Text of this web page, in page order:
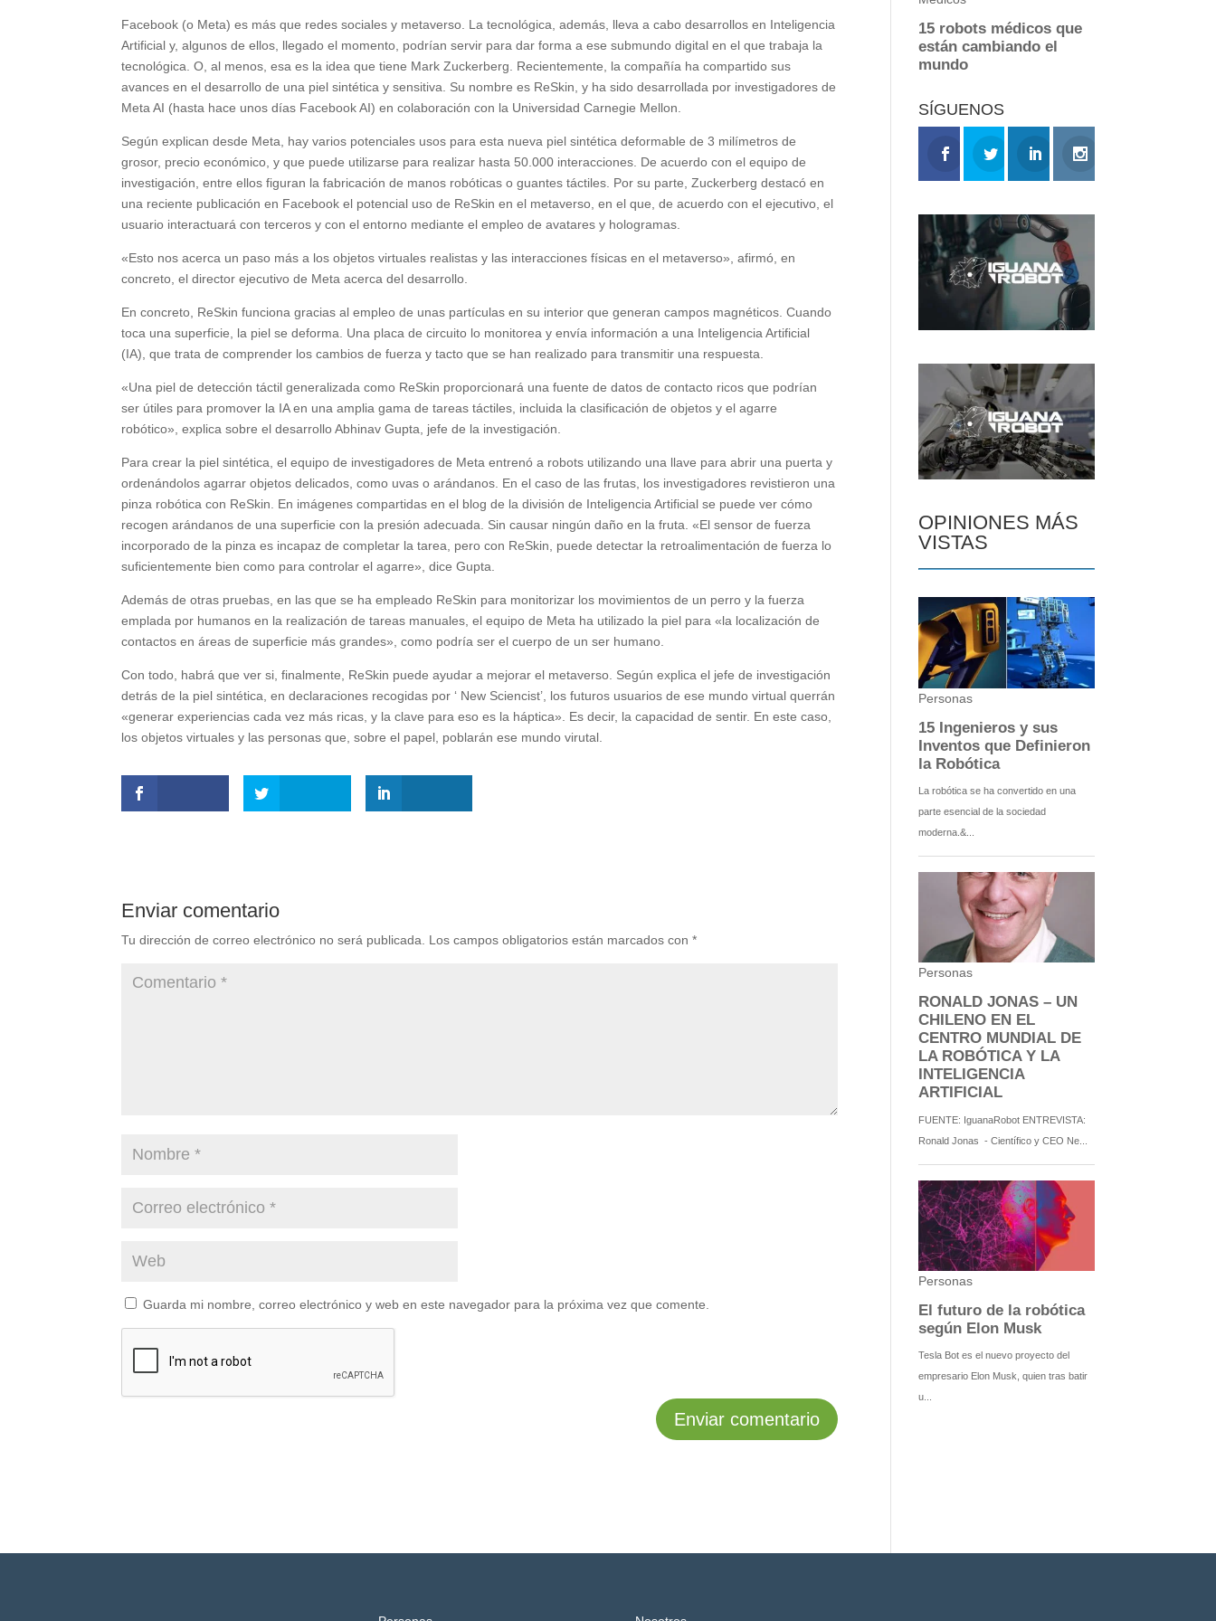
Facebook (o Meta) es más que redes sociales y metaverso. La tecnológica, además, lleva a cabo desarrollos en Inteligencia
Artificial y, algunos de ellos, llegado el momento, podrían servir para dar forma a ese submundo digital en el que trabaja la
tecnológica. O, al menos, esa es la idea que tiene Mark Zuckerberg. Recientemente, la compañía ha compartido sus
avances en el desarrollo de una piel sintética y sensitiva. Su nombre es ReSkin, y ha sido desarrollada por investigadores de
Meta AI (hasta hace unos días Facebook AI) en colaboración con la Universidad Carnegie Mellon.
Según explican desde Meta, hay varios potenciales usos para esta nueva piel sintética deformable de 3 milímetros de
grosor, precio económico, y que puede utilizarse para realizar hasta 50.000 interacciones. De acuerdo con el equipo de
investigación, entre ellos figuran la fabricación de manos robóticas o guantes táctiles. Por su parte, Zuckerberg destacó en
una reciente publicación en Facebook el potencial uso de ReSkin en el metaverso, en el que, de acuerdo con el ejecutivo, el
usuario interactuará con terceros y con el entorno mediante el empleo de avatares y hologramas.
«Esto nos acerca un paso más a los objetos virtuales realistas y las interacciones físicas en el metaverso», afirmó, en
concreto, el director ejecutivo de Meta acerca del desarrollo.
En concreto, ReSkin funciona gracias al empleo de unas partículas en su interior que generan campos magnéticos. Cuando
toca una superficie, la piel se deforma. Una placa de circuito lo monitorea y envía información a una Inteligencia Artificial
(IA), que trata de comprender los cambios de fuerza y tacto que se han realizado para transmitir una respuesta.
«Una piel de detección táctil generalizada como ReSkin proporcionará una fuente de datos de contacto ricos que podrían
ser útiles para promover la IA en una amplia gama de tareas táctiles, incluida la clasificación de objetos y el agarre
robótico», explica sobre el desarrollo Abhinav Gupta, jefe de la investigación.
Para crear la piel sintética, el equipo de investigadores de Meta entrenó a robots utilizando una llave para abrir una puerta y
ordenándolos agarrar objetos delicados, como uvas o arándanos. En el caso de las frutas, los investigadores revistieron una
pinza robótica con ReSkin. En imágenes compartidas en el blog de la división de Inteligencia Artificial se puede ver cómo
recogen arándanos de una superficie con la presión adecuada. Sin causar ningún daño en la fruta. «El sensor de fuerza
incorporado de la pinza es incapaz de completar la tarea, pero con ReSkin, puede detectar la retroalimentación de fuerza lo
suficientemente bien como para controlar el agarre», dice Gupta.
Además de otras pruebas, en las que se ha empleado ReSkin para monitorizar los movimientos de un perro y la fuerza
emplada por humanos en la realización de tareas manuales, el equipo de Meta ha utilizado la piel para «la localización de
contactos en áreas de superficie más grandes», como podría ser el cuerpo de un ser humano.
Con todo, habrá que ver si, finalmente, ReSkin puede ayudar a mejorar el metaverso. Según explica el jefe de investigación
detrás de la piel sintética, en declaraciones recogidas por ‘ New Sciencist’, los futuros usuarios de ese mundo virtual querrán
«generar experiencias cada vez más ricas, y la clave para eso es la háptica». Es decir, la capacidad de sentir. En este caso,
los objetos virtuales y las personas que, sobre el papel, poblarán ese mundo virutal.
Enviar comentario
Tu dirección de correo electrónico no será publicada. Los campos obligatorios están marcados con*
Guarda mi nombre, correo electrónico y web en este navegador para la próxima vez que comente.
SÍGUENOS
OPINIONES MÁS
VISTAS